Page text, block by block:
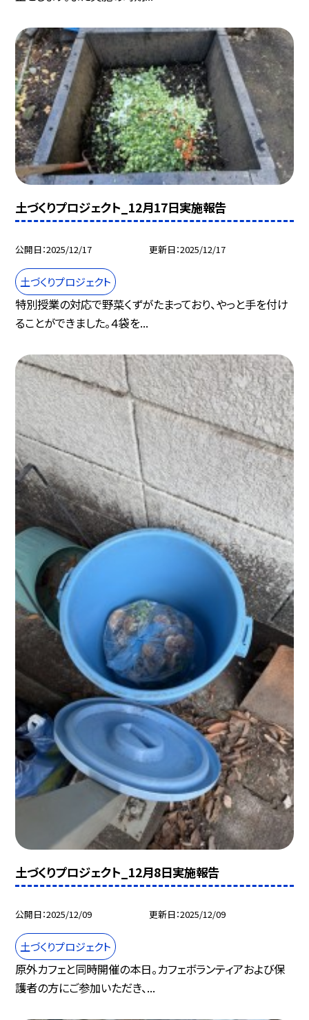
土づくりプロジェクト_12月17日実施報告
公開日 2025/12/17 更新日 2025/12/17
土づくりプロジェクト
特別授業の対応で野菜くずがたまっており、やっと手を付け
ることができました。４袋を...
土づくりプロジェクト_12月8日実施報告
公開日 2025/12/09 更新日 2025/12/09
土づくりプロジェクト
原外カフェと同時開催の本日。カフェボランティアおよび保
護者の方にご参加いただき、...